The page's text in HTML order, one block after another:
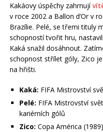
Kakáovy úspěchy zahrnují
v roce 2002 a Ballon d’Or v
Brazílie. Pelé, se třemi tituly
schopností tvořit hru,
Kaká snažil dosáhnout.
schopnost střílet góly, Zico
na hřišti.
Kaká: FIFA Mistrovství
Pelé: FIFA Mistrovství
kariérních gólů
Zico: Copa América